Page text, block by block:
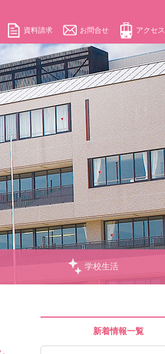
学校生活
資料請求 お問合せ アクセス
新着情報一覧